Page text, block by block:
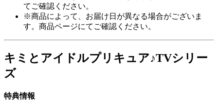
マーベラス
キミとアイドルプリキュア♪感
謝祭 Blu-ray＜アクリルブロッ
ク＞付版
¥16,500(税込)825ポイン
トサービス
(5%)
まとめてカートへ